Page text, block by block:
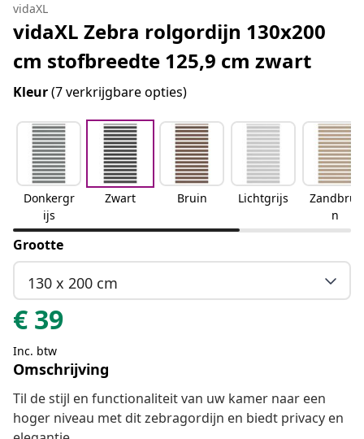
vidaXL
vidaXL Zebra rolgordijn 130x200
cm stofbreedte 125,9 cm zwart
Kleur(7 verkrijgbare opties)
Donkergr
ijs
Zwart Bruin Lichtgrijs
Zandbrui
n
Grootte
130 x 200 cm
€ 39
Inc. btw
Omschrijving
Til de stijl en functionaliteit van uw kamer naar een
hoger niveau met dit zebragordijn en biedt privacy en